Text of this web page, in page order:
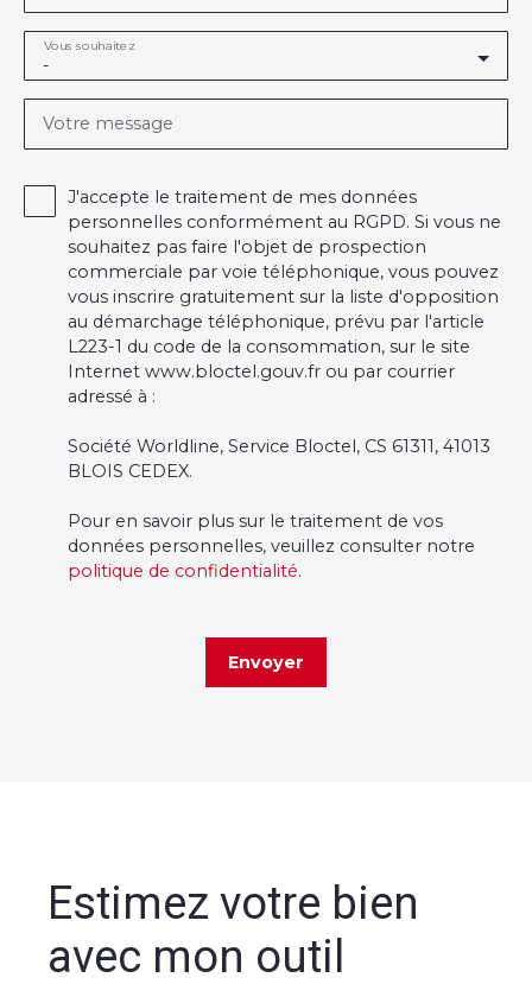
-
Vous souhaitez
Votre message
J'accepte le traitement de mes données
personnelles conformément au RGPD. Si vous ne
souhaitez pas faire l'objet de prospection
commerciale par voie téléphonique, vous pouvez
vous inscrire gratuitement sur la liste d'opposition
au démarchage téléphonique, prévu par l'article
L223-1 du code de la consommation, sur le site
Internet www.bloctel.gouv.fr ou par courrier
adressé à :
Société Worldline, Service Bloctel, CS 61311, 41013
BLOIS CEDEX.
Pour en savoir plus sur le traitement de vos
données personnelles, veuillez consulter notre
politique de confidentialité.
Envoyer
Estimez votre bien
avec mon outil